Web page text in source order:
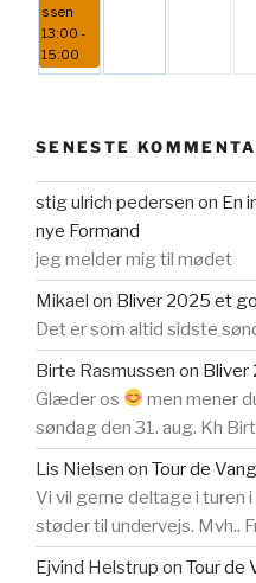
ssen
13:00 -
15:00
SENESTE
stig ulrich pedersen on En
nye Formand
jeg melder mig til mødet
Mikael on Bliver 2025 et
Det er som altid sidste
Birte Rasmussen on Bliver
Glæder os
men mener
søndag den 31. aug. Kh
Lis Nielsen on Tour de
Vi vil gerne deltage i turen
støder til undervejs. Mvh..
Ejvind Helstrup on Tour de